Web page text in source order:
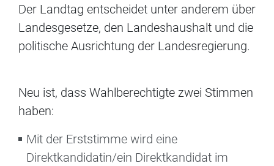
Der Landtag entscheidet unter ande­rem über
Landesgesetze, den Lan­deshaushalt und die
politische Aus­richtung der Landesregierung.
Neu ist, dass Wahlberechtigte zwei Stimmen
haben:
Mit der Erststimme wird eine
Direktkandidatin/ein Direktkandidat im